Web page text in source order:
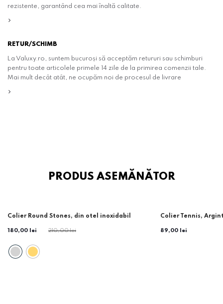
rezistente, garantând cea mai înaltă calitate.
RETUR/SCHIMB
La Valuxy.ro, suntem bucuroși să acceptăm retururi sau schimburi
pentru toate articolele primele 14 zile de la primirea comenzii tale.
Mai mult decât atât, ne ocupăm noi de procesul de livrare
PRODUS ASEMĂNĂTOR
Colier Round Stones, din otel inoxidabil
180,00 lei 210,00 lei
Colier Tennis,
89,00 lei